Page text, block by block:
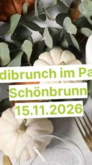
im
Schönbrunn
15.11.2026